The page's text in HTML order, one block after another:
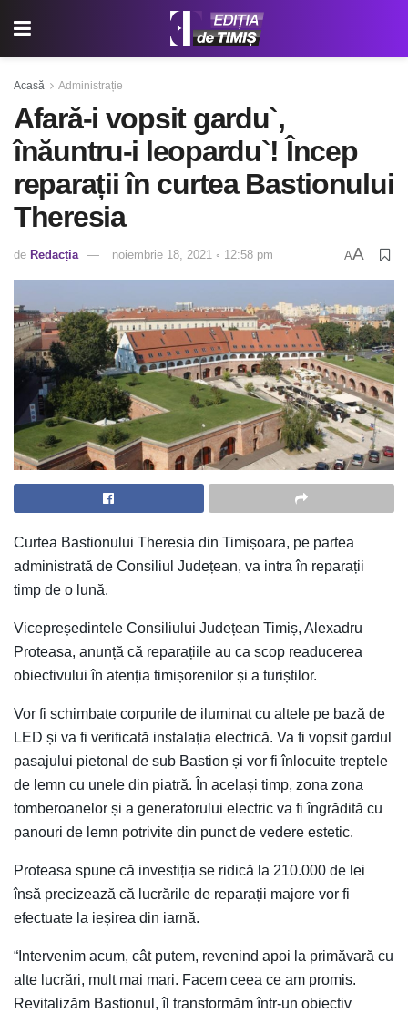
Acasă Administrație
Afară-i vopsit gardu`,
înăuntru-i leopardu`! Încep
reparații în curtea Bastionului
Theresia
de Redacția noiembrie 18, 2021 ◦ 12:58 pm AA
Curtea Bastionului Theresia din Timișoara, pe partea
administrată de Consiliul Județean, va intra în reparații
timp de o lună.
Vicepreședintele Consiliului Județean Timiș, Alexadru
Proteasa, anunță că reparațiile au ca scop readucerea
obiectivului în atenția timișorenilor și a turiștilor.
Vor fi schimbate corpurile de iluminat cu altele pe bază de
LED și va fi verificată instalația electrică. Va fi vopsit gardul
pasajului pietonal de sub Bastion și vor fi înlocuite treptele
de lemn cu unele din piatră. În același timp, zona zona
tomberoanelor și a generatorului electric va fi îngrădită cu
panouri de lemn potrivite din punct de vedere estetic.
Proteasa spune că investiția se ridică la 210.000 de lei
însă precizează că lucrările de reparații majore vor fi
efectuate la ieșirea din iarnă.
“Intervenim acum, cât putem, revenind apoi la primăvară cu
alte lucrări, mult mai mari. Facem ceea ce am promis.
Revitalizăm Bastionul, îl transformăm într-un obiectiv